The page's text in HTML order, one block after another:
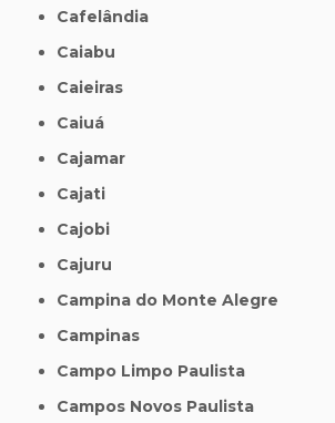
Cafelândia
Caiabu
Caieiras
Caiuá
Cajamar
Cajati
Cajobi
Cajuru
Campina do Monte Alegre
Campinas
Campo Limpo Paulista
Campos Novos Paulista